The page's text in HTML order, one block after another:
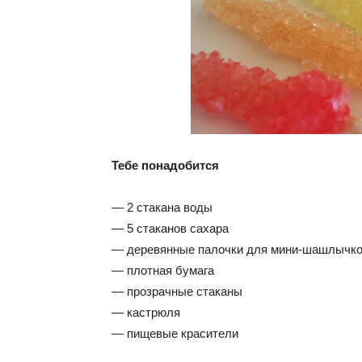
Тебе понадобится
— 2 стакана воды
— 5 стаканов сахара
— деревянные палочки для мини-
— плотная бумага
— прозрачные стаканы
— кастрюля
— пищевые красители